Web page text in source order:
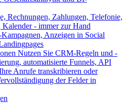
Rechnungen, Zahlungen, Telefonie,
- immer zur Hand
Anzeigen in Social
Nutzen Sie CRM-Regeln und -
automatisierte Funnels, API
Anrufe transkribieren oder
der Felder in